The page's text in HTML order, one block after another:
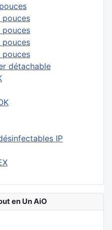
pouces
pouces
pouces
pouces
détachable
IP
en Un AiO